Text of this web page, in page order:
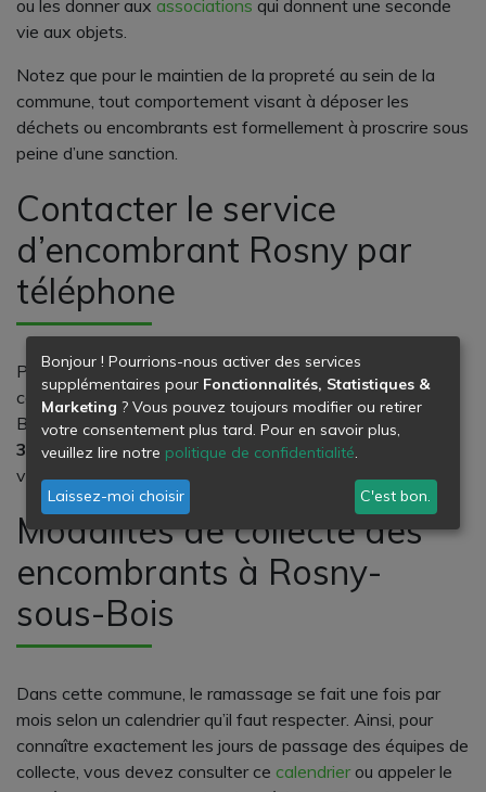
ou les donner aux associations qui donnent une seconde
vie aux objets.
Notez que pour le maintien de la propreté au sein de la
commune, tout comportement visant à déposer les
déchets ou encombrants est formellement à proscrire sous
peine d’une sanction.
Contacter le service
d’encombrant Rosny par
téléphone
Pour avoir plus de renseignements ou informations
concernant le service des encombrants de Rosny-sous-
Bois, vous pouvez appeler gratuitementle0 800 50 49
36
.Les agents du service seront à votre disposition pour
vous orienter selon votre besoin.
Modalités de collecte des
encombrants à Rosny-
sous-Bois
Dans cette commune, le ramassage se fait une fois par
mois selon un calendrier qu’il faut respecter. Ainsi, pour
connaître exactement les jours de passage des équipes de
collecte, vous devez consulter ce calendrier ou appeler le
Bonjour ! Pourrions-nous activer des services
supplémentaires pour Fonctionnalités, Statistiques &
Marketing ? Vous pouvez toujours modifier ou retirer
votre consentement plus tard. Pour en savoir plus,
veuillez lire notre politique de confidentialité.
Laissez-moi choisir C'est bon.